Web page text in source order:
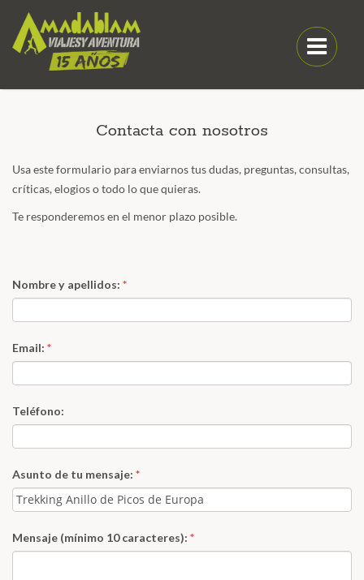
Contacta con nosotros
Usa este formulario para enviarnos tus dudas, preguntas, consultas,
críticas, elogios o todo lo que quieras.
Te responderemos en el menor plazo posible.
Nombre y apellidos: *
Email: *
Teléfono:
Asunto de tu mensaje: *
Mensaje (mínimo 10 caracteres): *